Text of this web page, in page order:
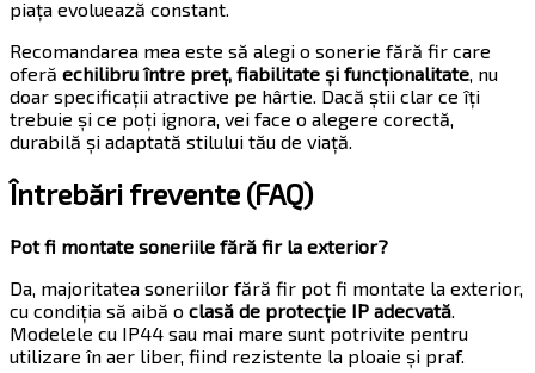
piața evoluează constant.
Recomandarea mea este să alegi o sonerie fără fir care
oferă echilibru între preț, fiabilitate și funcționalitate, nu
doar specificații atractive pe hârtie. Dacă știi clar ce îți
trebuie și ce poți ignora, vei face o alegere corectă,
durabilă și adaptată stilului tău de viață.
Întrebări frevente (FAQ)
Pot fi montate soneriile fără fir la exterior?
Da, majoritatea soneriilor fără fir pot fi montate la exterior,
cu condiția să aibă o clasă de protecție IP adecvată
Modelele cu IP44 sau mai mare sunt potrivite pentru
utilizare în aer liber, fiind rezistente la ploaie și praf.